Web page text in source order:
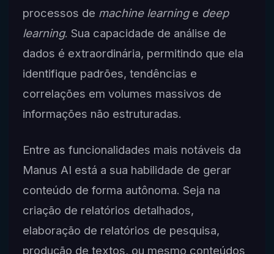
processos de machine learninge deep
learning. Sua capacidade de análise de
dados é extraordinária, permitindo que ela
identifique padrões, tendências e
correlações em volumes massivos de
informações não estruturadas.
Entre as funcionalidades mais notáveis da
Manus AI está a sua habilidade de gerar
conteúdo de forma autônoma. Seja na
criação de relatórios detalhados,
elaboração de relatórios de pesquisa,
produção de textos, ou mesmo conteúdos